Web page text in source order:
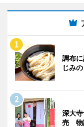
調布
じみ
深大
売 物